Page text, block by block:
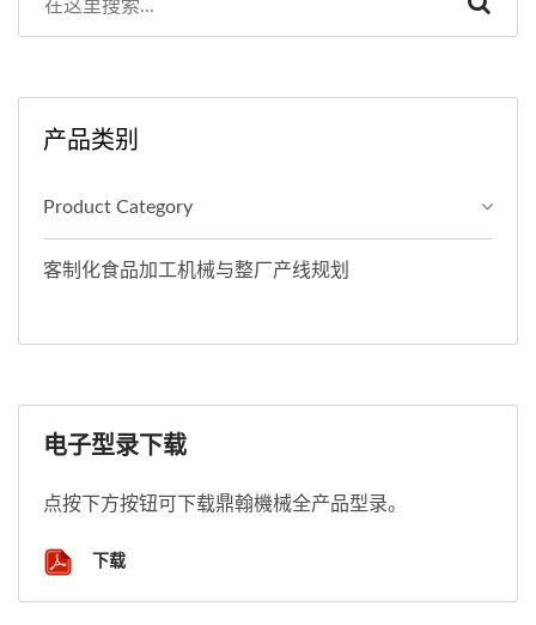
产品类别
Product Category
客制化食品加工机械与整厂产线规划
电子型录下载
点按下方按钮可下载鼎翰機械全产品型录。
下载